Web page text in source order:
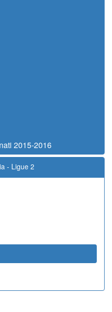
2015-2016
- Ligue 2